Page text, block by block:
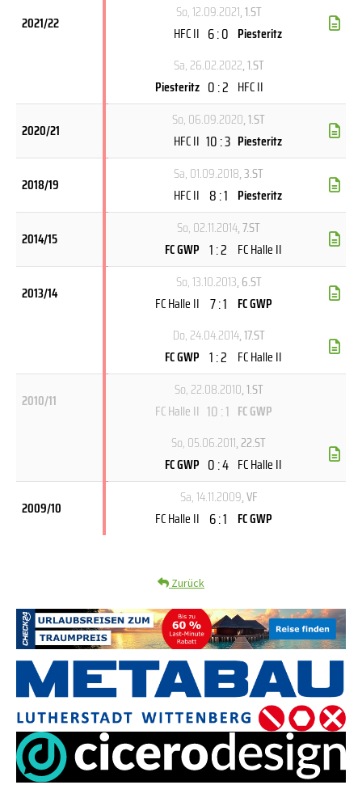
2021/22
So, 12.09.2021, 1.ST
HFC II 6 : 0 Piesteritz
Sa, 26.02.2022, 1.ST
Piesteritz 0 : 2 HFC II
2020/21
So, 06.09.2020, 1.ST
HFC II 10 : 3 Piesteritz
2018/19
Sa, 01.09.2018, 3.ST
HFC II 8 : 1 Piesteritz
2014/15
So, 02.11.2014, 7.ST
FC GWP 1 : 2 FC Halle II
2013/14
So, 13.10.2013, 6.ST
FC Halle II 7 : 1 FC GWP
Do, 24.04.2014, 17.ST
FC GWP 1 : 2 FC Halle II
2010/11
So, 22.08.2010, 1.ST
FC Halle II 10 : 1 FC GWP
So, 05.06.2011, 22.ST
FC GWP 0 : 4 FC Halle II
2009/10
Sa, 14.11.2009, VF
FC Halle II 6 : 1 FC GWP
Zurück